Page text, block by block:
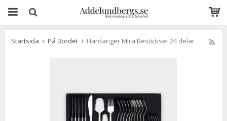
Startsida På Bordet Hardanger Mira Bestickset 24 delar